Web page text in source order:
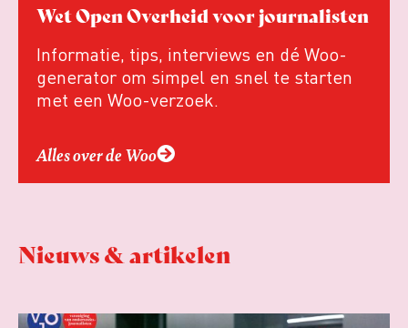
Wet Open Overheid voor journalisten
Informatie, tips, interviews en dé Woo-
generator om simpel en snel te starten
met een Woo-verzoek.
Alles over de Woo
Nieuws & artikelen